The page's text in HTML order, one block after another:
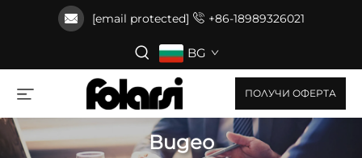
[email protected] +86-18989326021
BG
ПОЛУЧИ ОФЕРТА
Видео